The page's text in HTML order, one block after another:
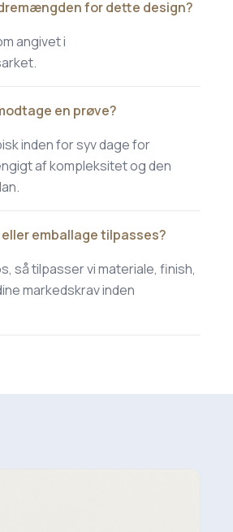
for dette design?
angivet i
en prøve?
inden for syv dage for
af kompleksitet og den
emballage tilpasses?
så tilpasser vi materiale, finish,
markedskrav inden